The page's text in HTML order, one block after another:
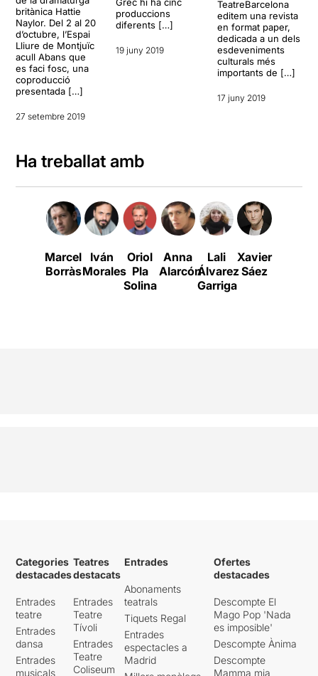
britànica Hattie
Naylor. Del 2 al 20
d’octubre, l’Espai
Lliure de Montjuïc
acull Abans que
es faci fosc, una
coproducció
presentada […]
27 setembre 2019
Grec hi ha cinc
produccions
diferents […]
19 juny 2019
TeatreBarcelona
editem una revista
en format paper,
dedicada a un dels
esdeveniments
culturals més
importants de […]
17 juny 2019
Ha treballat amb
Marcel
Borràs
Iván
Morales
Oriol
Pla
Solina
Anna
Alarcón
Lali
Álvarez
Garriga
Xavier
Sáez
Categories
destacades
Entrades
teatre
Entrades
dansa
Entrades
musicals
Teatres
destacats
Entrades
Teatre
Tívoli
Entrades
Teatre
Coliseum
Entrades
Abonaments
teatrals
Tiquets Regal
Entrades
espectacles a
Madrid
Ofertes
destacades
Descompte El
Mago Pop 'Nada
es imposible'
Descompte Ànima
Descompte
Mamma mia